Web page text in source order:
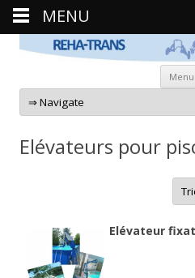
Menu
Elévateurs pour
Elévateur
MENU